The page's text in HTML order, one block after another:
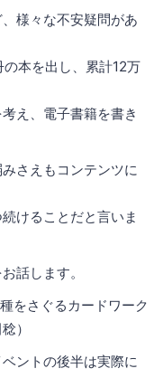
様々な不安疑問があ
本を出し、累計12万
え、電子書籍を書き
さえもコンテンツに
けることだと言いま
話します。
をさぐるカードワーク
）
ントの後半は実際に